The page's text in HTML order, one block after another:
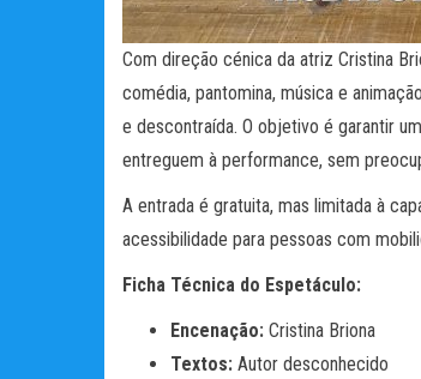
Com direção cénica da atriz Cristina
comédia, pantomina, música e
e descontraída. O objetivo é garantir
entreguem à performance, sem
A entrada é gratuita, mas limitada à
acessibilidade para pessoas com
Ficha Técnica do Espetáculo:
Encenação: Cristina Briona
Textos: Autor desconhecido